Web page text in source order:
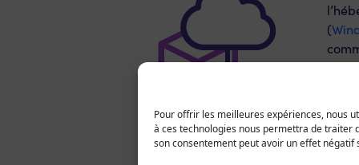
Pour offrir les meilleures expériences, nous
à ces technologies nous permettra de traiter
son consentement peut avoir un effet
(